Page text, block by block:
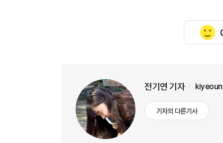
전기연 기자
기자의 다른기사